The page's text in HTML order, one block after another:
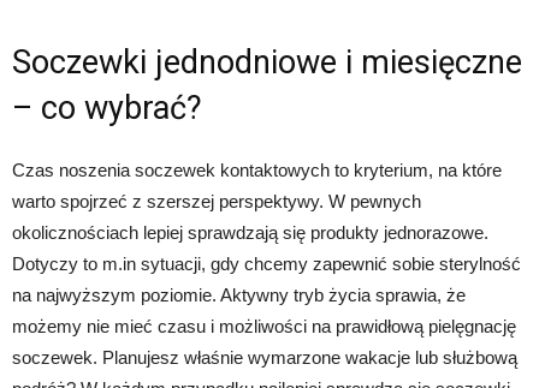
Soczewki jednodniowe i miesięczne
– co wybrać?
Czas noszenia soczewek kontaktowych to kryterium, na które
warto spojrzeć z szerszej perspektywy. W pewnych
okolicznościach lepiej sprawdzają się produkty jednorazowe.
Dotyczy to m.in sytuacji, gdy chcemy zapewnić sobie sterylność
na najwyższym poziomie. Aktywny tryb życia sprawia, że
możemy nie mieć czasu i możliwości na prawidłową pielęgnację
soczewek. Planujesz właśnie wymarzone wakacje lub służbową